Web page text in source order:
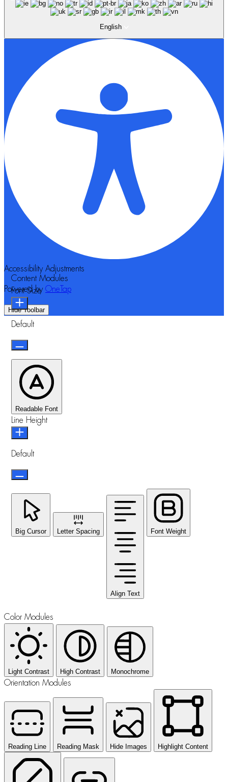
English
Accessibility Adjustments
Powered by OneTap
Hide Toolbar
Content Modules
Font Size
Default
Readable Font
Line Height
Default
Big Cursor Letter Spacing
Align Text
Font Weight
Color Modules
Light Contrast High Contrast Monochrome
Orientation Modules
Reading Line Reading Mask Hide Images Highlight Content